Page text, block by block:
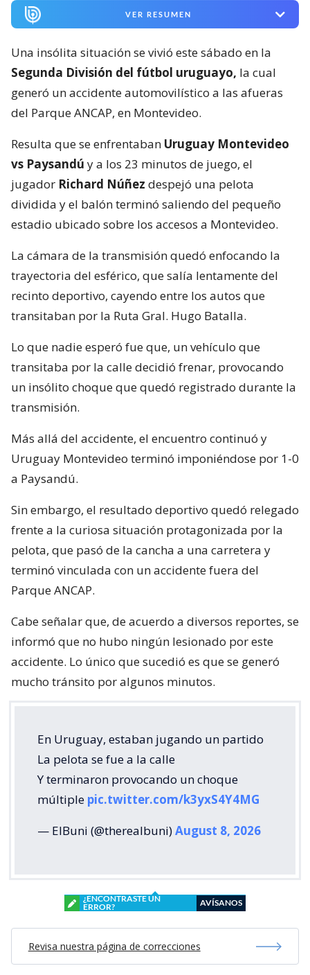
VER RESUMEN
Una insólita situación se vivió este sábado en la
Segunda División del fútbol uruguayo, la cual
generó un accidente automovilístico a las afueras
del Parque ANCAP, en Montevideo.
Resulta que se enfrentaban Uruguay Montevideo
vs Paysandú y a los 23 minutos de juego, el
jugador Richard Núñez despejó una pelota
dividida y el balón terminó saliendo del pequeño
estadio ubicado sobre los accesos a Montevideo.
La cámara de la transmisión quedó enfocando la
trayectoria del esférico, que salía lentamente del
recinto deportivo, cayendo entre los autos que
transitaban por la Ruta Gral. Hugo Batalla.
Lo que nadie esperó fue que, un vehículo que
transitaba por la calle decidió frenar, provocando
un insólito choque que quedó registrado durante la
transmisión.
Más allá del accidente, el encuentro continuó y
Uruguay Montevideo terminó imponiéndose por 1-0
a Paysandú.
Sin embargo, el resultado deportivo quedó relegado
frente a la curiosa situación protagonizada por la
pelota, que pasó de la cancha a una carretera y
terminó vinculada con un accidente fuera del
Parque ANCAP.
Cabe señalar que, de acuerdo a diversos reportes, se
informó que no hubo ningún lesionado por este
accidente. Lo único que sucedió es que se generó
mucho tránsito por algunos minutos.
En Uruguay, estaban jugando un partido
La pelota se fue a la calle
Y terminaron provocando un choque
múltiple pic.twitter.com/k3yxS4Y4MG
— ElBuni (@therealbuni)August 8, 2026
¿ENCONTRASTE UN
ERROR?
AVÍSANOS
Revisa nuestra página de correcciones